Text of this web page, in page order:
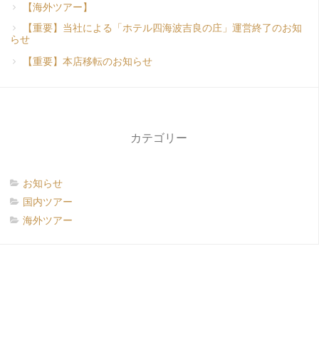
【海外ツアー】
【重要】当社による「ホテル四海波吉良の庄」運営終了のお知
らせ
【重要】本店移転のお知らせ
カテゴリー
お知らせ
国内ツアー
海外ツアー